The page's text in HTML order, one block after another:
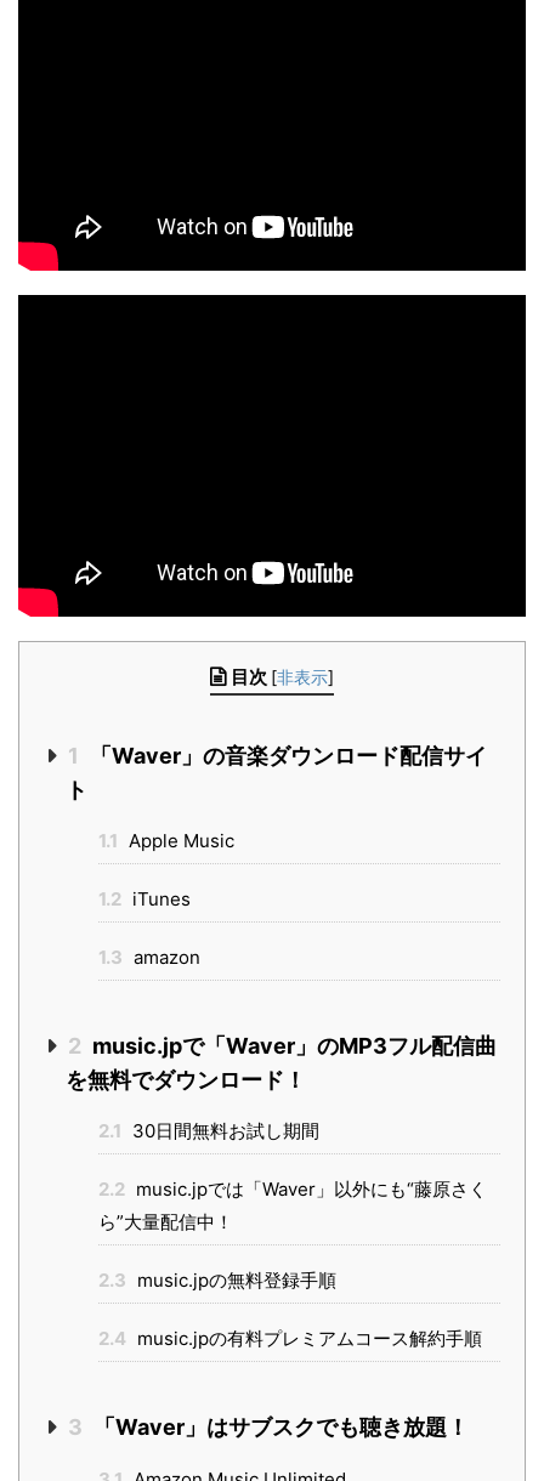
目次 [非表示]
1
「Waver」の音楽ダウンロード配信サイ
ト
1.1 Apple Music
1.2 iTunes
1.3 amazon
2 music.jpで「Waver」のMP3フル配信曲
を無料でダウンロード！
2.1 30日間無料お試し期間
2.2 music.jpでは「Waver」以外にも“藤原さく
ら”大量配信中！
2.3 music.jpの無料登録手順
2.4 music.jpの有料プレミアムコース解約手順
3 「Waver」はサブスクでも聴き放題！